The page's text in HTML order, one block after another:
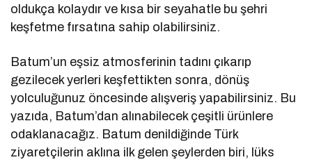
oldukça kolaydır ve kısa bir seyahatle bu şehri
keşfetme fırsatına sahip olabilirsiniz.
Batum’un eşsiz atmosferinin tadını çıkarıp
gezilecek yerleri keşfettikten sonra, dönüş
yolculuğunuz öncesinde alışveriş yapabilirsiniz. Bu
yazıda, Batum’dan alınabilecek çeşitli ürünlere
odaklanacağız. Batum denildiğinde Türk
ziyaretçilerin aklına ilk gelen şeylerden biri, lüks